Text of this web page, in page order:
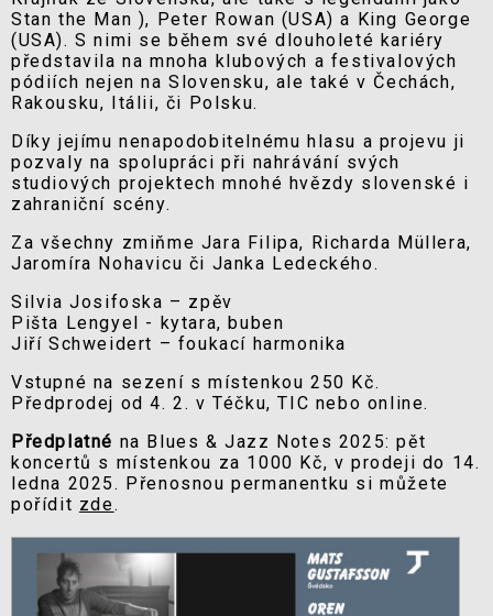
Stan the Man ), Peter Rowan (USA) a King George
(USA). S nimi se během své dlouholeté kariéry
představila na mnoha klubových a festivalových
pódiích nejen na Slovensku, ale také v Čechách,
Rakousku, Itálii, či Polsku.
Díky jejímu nenapodobitelnému hlasu a projevu ji
pozvaly na spolupráci při nahrávání svých
studiových projektech mnohé hvězdy slovenské i
zahraniční scény.
Za všechny zmiňme Jara Filipa, Richarda Müllera,
Jaromíra Nohavicu či Janka Ledeckého.
Silvia Josifoska – zpěv
Pišta Lengyel - kytara, buben
Jiří Schweidert – foukací harmonika
Vstupné na sezení s místenkou 250 Kč.
Předprodej od 4. 2. v Téčku, TIC nebo online.
Předplatné na Blues & Jazz Notes 2025: pět
koncertů s místenkou za 1000 Kč, v prodeji do 14.
ledna 2025. Přenosnou permanentku si můžete
pořídit zde.